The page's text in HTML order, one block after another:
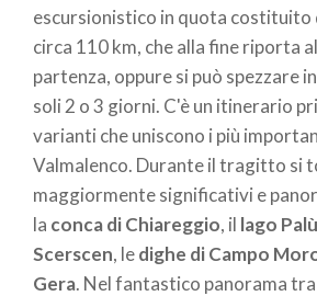
escursionistico in quota costituito
circa 110 km, che alla fine riporta
partenza, oppure si può spezzare
soli 2 o 3 giorni. C'è un itinerario
varianti che uniscono i più
Valmalenco. Durante il tragitto si
maggiormente significativi e
la conca di Chiareggio, il lago Palù
Scerscen, ledighe di Campo
Gera. Nel fantastico panorama